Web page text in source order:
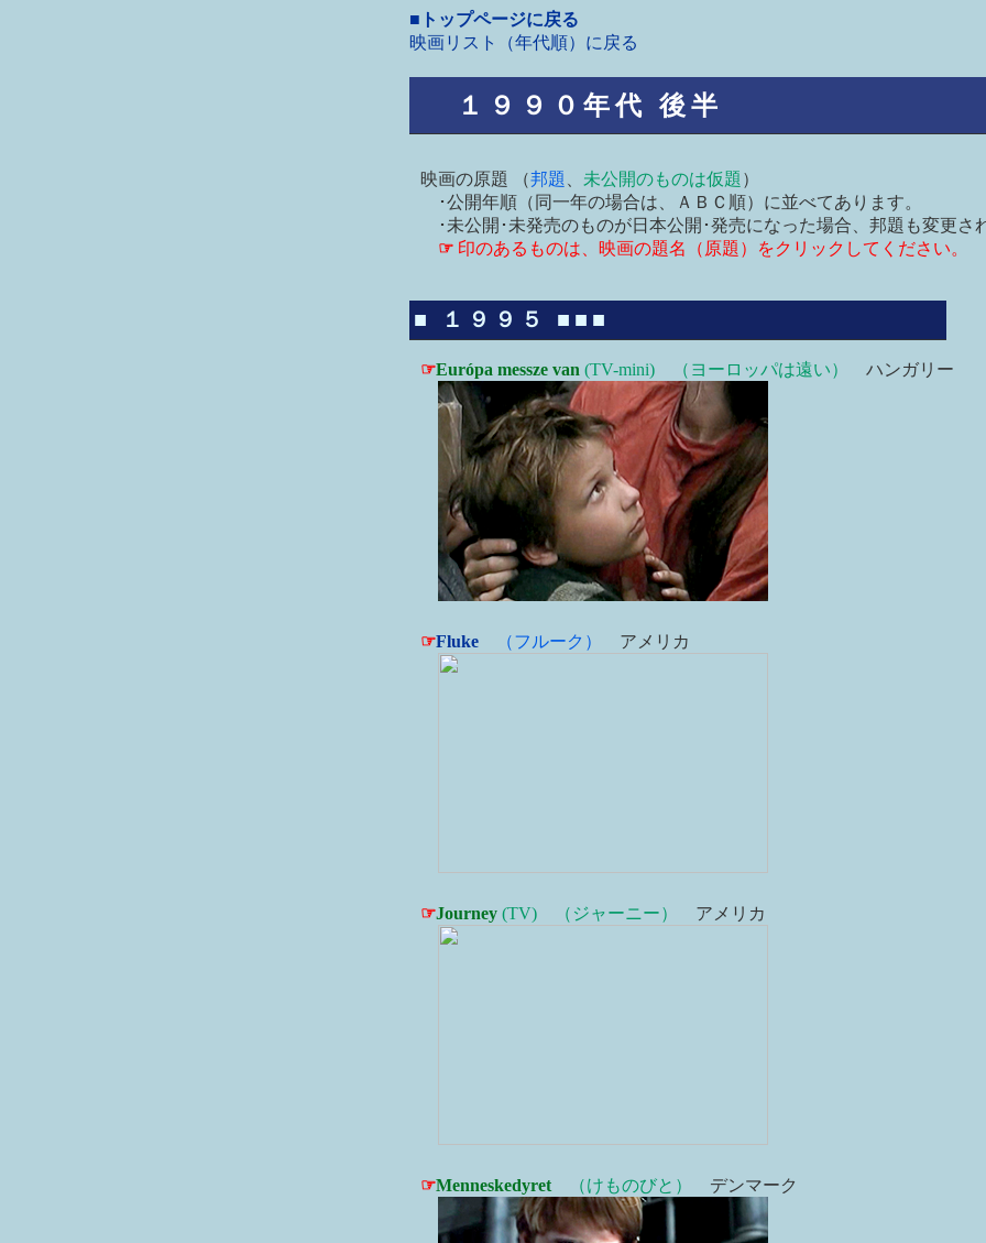
■トップページに戻る
映画リスト（年代順）に戻る
１９９０年代 後半
映画の原題 （邦題 未公開のものは仮題 ）
･公開年順（同一年の場合は、ＡＢＣ順）に並べてあります。
･未公開･未発売のものが日本公開･発売になった場合、邦題も変更さ
☞ 印のあるものは、映画の題名（原題）をクリックしてください。
■ １９９５ ■■■
☞Európa messze van (TV-mini) （ヨーロッパは遠い） ハンガリー
☞Fluke （フルーク） アメリカ
☞Journey (TV) （ジャーニー） アメリカ
☞Menneskedyret （けものびと） デンマーク